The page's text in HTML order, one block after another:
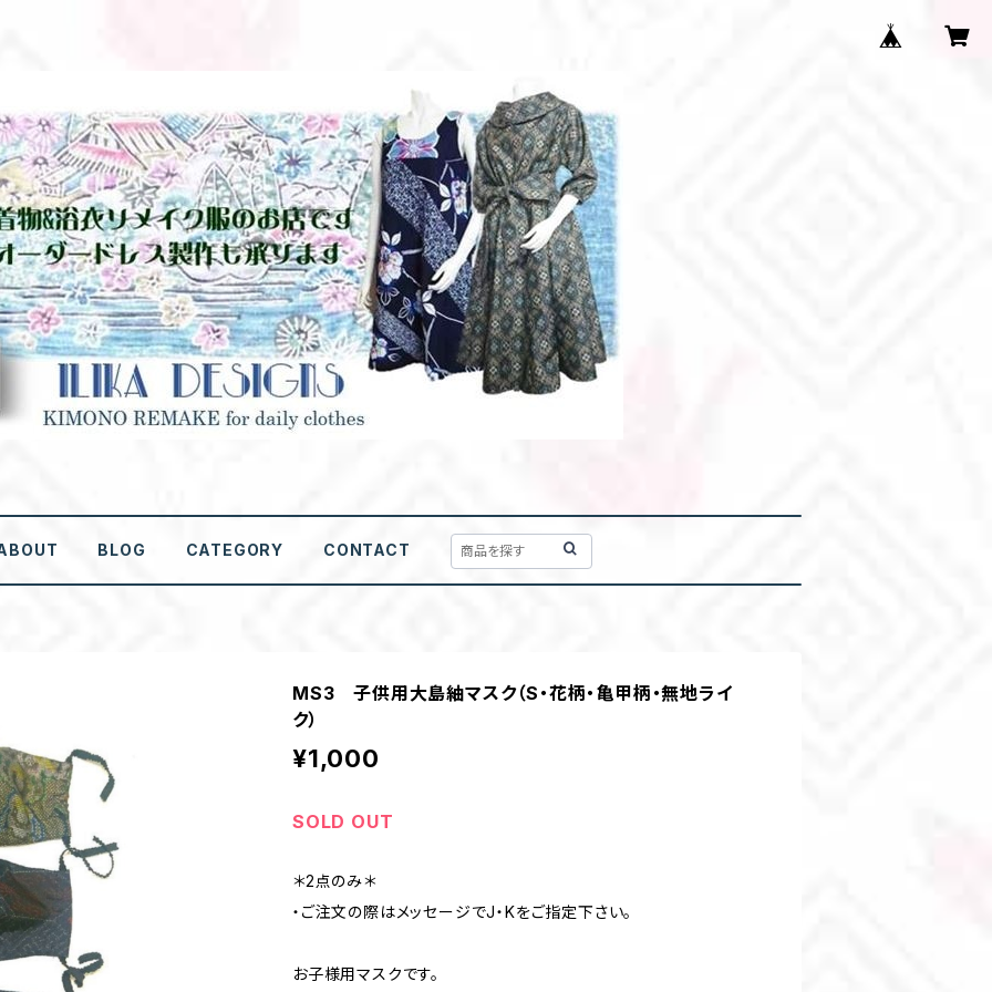
BLOG CATEGORY CONTACT
MS3 子供用大島紬マスク（S・花柄・亀甲柄・無地ライ
ク）
¥1,000
SOLD OUT
＊2点のみ＊
・ご注文の際はメッセージでJ・Kをご指定下さい。
お子様用マスクです。